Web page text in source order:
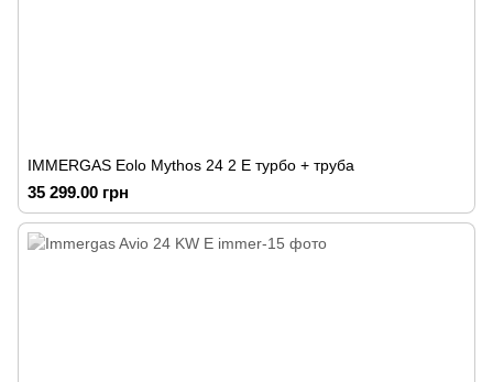
IMMERGAS Eolo Mythos 24 2 E турбо + труба
35 299.00 грн